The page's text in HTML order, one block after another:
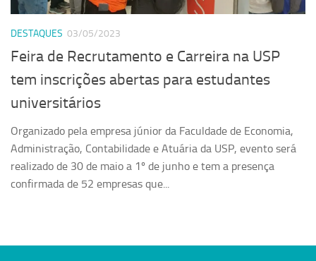
Localização
DESTAQUES 03/05/2023
Feira de Recrutamento e Carreira na USP
tem inscrições abertas para estudantes
universitários
Organizado pela empresa júnior da Faculdade de Economia,
Administração, Contabilidade e Atuária da USP, evento será
realizado de 30 de maio a 1º de junho e tem a presença
confirmada de 52 empresas que...